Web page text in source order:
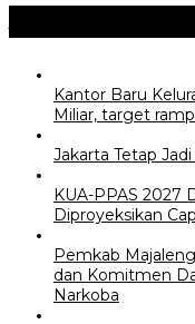
Kantor Baru
Miliar, target
Jakarta Tetap
KUA-PPAS 2027
Diproyeksikan
Pemkab
dan Komitmen
Narkoba